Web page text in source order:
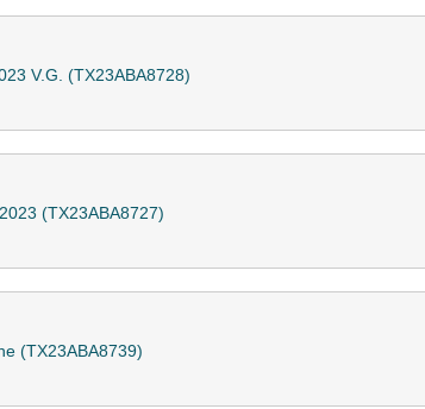
V.G. (TX23ABA8728)
(TX23ABA8727)
(TX23ABA8739)